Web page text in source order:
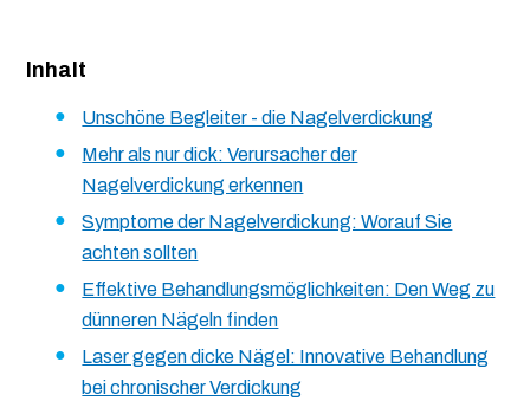
Inhalt
Unschöne Begleiter - die Nagelverdickung
Mehr als nur dick: Verursacher der
Nagelverdickung erkennen
Symptome der Nagelverdickung: Worauf Sie
achten sollten
Effektive Behandlungsmöglichkeiten: Den Weg zu
dünneren Nägeln finden
Laser gegen dicke Nägel: Innovative Behandlung
bei chronischer Verdickung